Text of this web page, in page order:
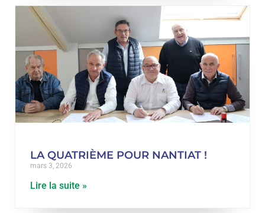
LA QUATRIÈME POUR NANTIAT !
mars 3, 2026
Lire la suite »